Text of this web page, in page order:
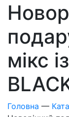
мікс
Головна —